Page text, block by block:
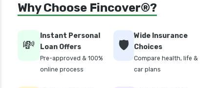
personal loan in chennai
personal loan in cochin
personal loan in coimbatore
personal loan in delhi
Why Choose Fincover®?
💸
Instant Personal
Loan Offers
Pre-approved & 100%
online process
🛡️
Wide Insurance
Choices
Compare health, life &
car plans